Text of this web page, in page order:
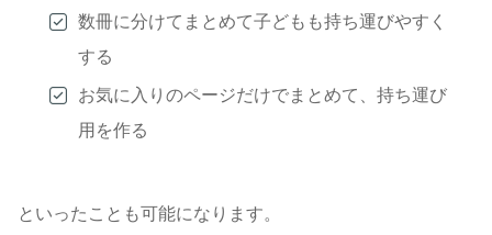
数冊に分けてまとめて子どもも持ち運びやすく
する
お気に入りのページだけでまとめて、持ち運び
用を作る
といったことも可能になります。